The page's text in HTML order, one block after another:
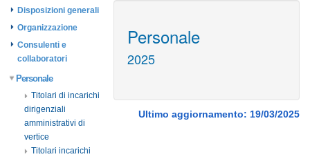
Disposizioni generali
Organizzazione
Consulenti e
collaboratori
Personale
Titolari di incarichi
dirigenziali
amministrativi di
vertice
Titolari incarichi
Personale
2025
Ultimo aggiornamento: 19/03/2025